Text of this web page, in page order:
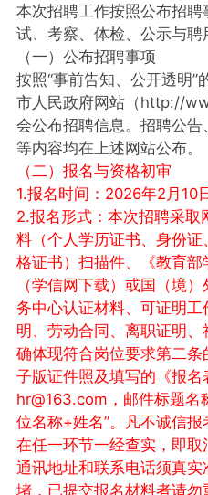
本次招聘工作按照公布招
试、考察、体检、公示与聘
（一）公布招聘事项
按照“事前告知、公开透明
市人民政府网站（http://
会公布招聘信息。招聘公
等内容均在上述网站公布。
（二）报名与资格初审
1.报名时间：2026年2月10
2.报名形式：本次招聘采
料（个人学历证书、身份
格证书）扫描件、《教育部
（学信网下载）或国（境
务中心认证材料、可证明
明、劳动合同、离职证明
确体现符合岗位要求第二
子版证件照及填写的《报
hr@163.com，邮件标题名
位名称+姓名”。凡不诚信报
在任一环节一经查实，即
通讯地址和联系电话须真
堵，已提交报名材料者请勿